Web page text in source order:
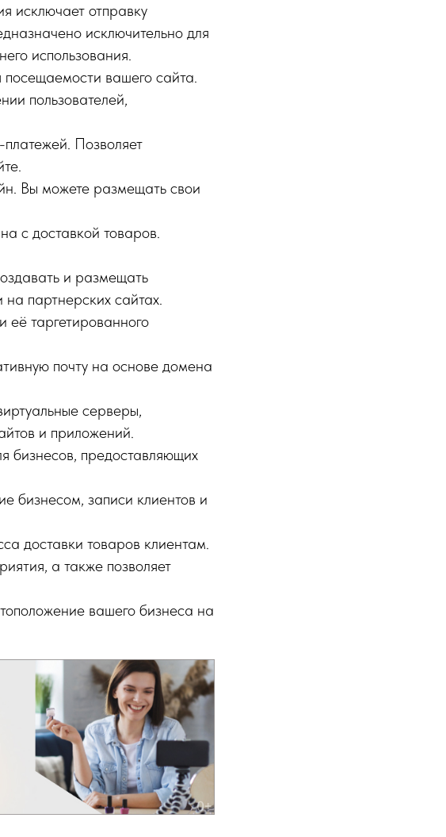
исключает отправку
исключительно для
использования.
вашего сайта.
пользователей,
Позволяет
Вы можете размещать свои
с доставкой товаров.
и размещать
партнерских сайтах.
таргетированного
почту на основе домена
серверы,
и приложений.
бизнесов, предоставляющих
бизнесом, записи клиентов и
доставки товаров клиентам.
а также позволяет
вашего бизнеса на